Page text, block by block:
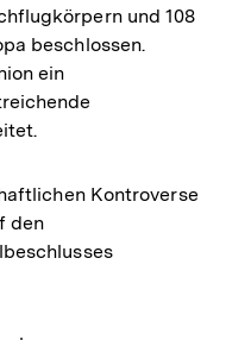
und 108
beschlossen.
ein
Kontroverse
den